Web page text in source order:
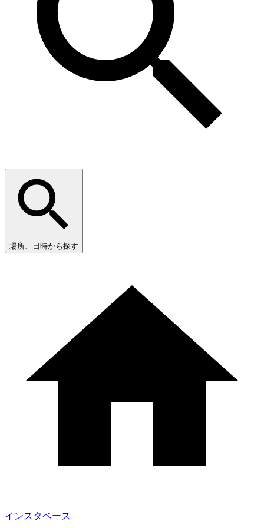
場所、日時から探す
インスタベース